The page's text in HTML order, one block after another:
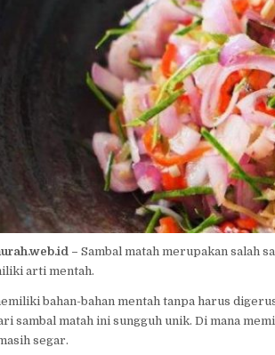
–Sambal matah merupakan salah
arti mentah.
bahan-bahan mentah tanpa harus
sambal matah ini sungguh unik. Di mana
segar.